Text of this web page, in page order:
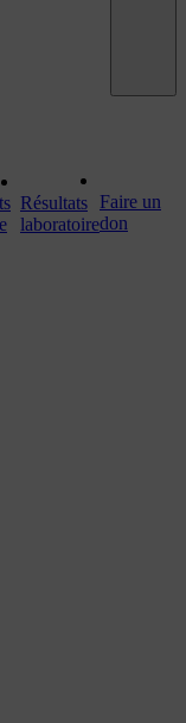
Résultats
laboratoire
Faire un
don